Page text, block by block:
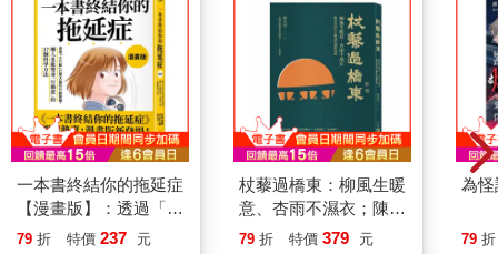
一本書終結你的拖延症
【漫畫版】：透過「小
行動」打開大腦的行動
79 折 特價 237 元
杖藜過橋東：柳風生暖
意、杏雨不濕衣；陳亮
恭談以心轉境的適齡漫
79 折 特價 379 元
為怪
79 折